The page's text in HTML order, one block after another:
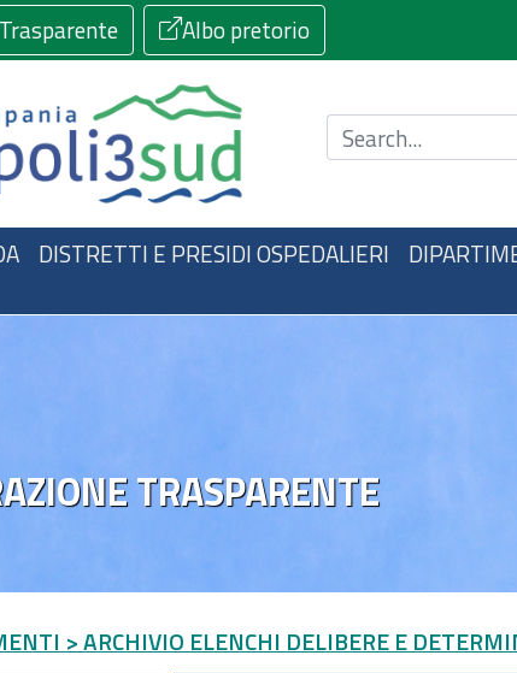
Albo pretorio
Cerca nel sito
DISTRETTI E PRESIDI OSPEDALIERI
TRASPARENTE
> ARCHIVIO ELENCHI DELIBERE E